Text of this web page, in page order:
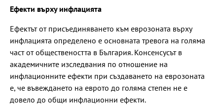
Ефекти върху инфлацията
Ефектът от присъединяването към еврозоната върху
инфлацията определено е основната тревога на голяма
част от обществеността в България. Консенсусът в
академичните изследвания по отношение на
инфлационните ефекти при създаването на еврозоната
е, че въвеждането на еврото до голяма степен не е
довело до общи инфлационни ефекти.